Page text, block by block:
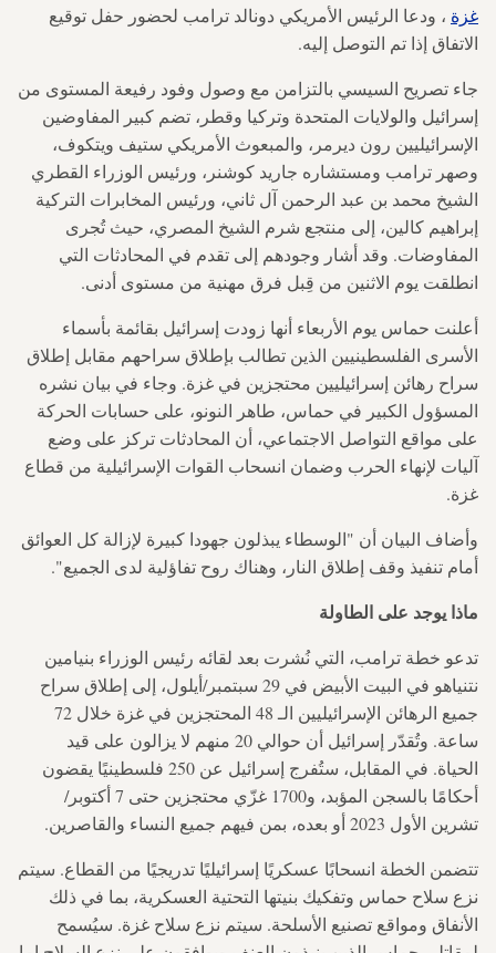
غزة ، ودعا الرئيس الأمريكي دونالد ترامب لحضور حفل توقيع
الاتفاق إذا تم التوصل إليه.
جاء تصريح السيسي بالتزامن مع وصول وفود رفيعة المستوى من
إسرائيل والولايات المتحدة وتركيا وقطر، تضم كبير المفاوضين
الإسرائيليين رون ديرمر، والمبعوث الأمريكي ستيف ويتكوف،
وصهر ترامب ومستشاره جاريد كوشنر، ورئيس الوزراء القطري
الشيخ محمد بن عبد الرحمن آل ثاني، ورئيس المخابرات التركية
إبراهيم كالين، إلى منتجع شرم الشيخ المصري، حيث تُجرى
المفاوضات. وقد أشار وجودهم إلى تقدم في المحادثات التي
انطلقت يوم الاثنين من قِبل فرق مهنية من مستوى أدنى.
أعلنت حماس يوم الأربعاء أنها زودت إسرائيل بقائمة بأسماء
الأسرى الفلسطينيين الذين تطالب بإطلاق سراحهم مقابل إطلاق
سراح رهائن إسرائيليين محتجزين في غزة. وجاء في بيان نشره
المسؤول الكبير في حماس، طاهر النونو، على حسابات الحركة
على مواقع التواصل الاجتماعي، أن المحادثات تركز على وضع
آليات لإنهاء الحرب وضمان انسحاب القوات الإسرائيلية من قطاع
غزة.
وأضاف البيان أن "الوسطاء يبذلون جهودا كبيرة لإزالة كل العوائق
أمام تنفيذ وقف إطلاق النار، وهناك روح تفاؤلية لدى الجميع".
ماذا يوجد على الطاولة
تدعو خطة ترامب، التي نُشرت بعد لقائه رئيس الوزراء بنيامين
نتنياهو في البيت الأبيض في 29 سبتمبر/أيلول، إلى إطلاق سراح
جميع الرهائن الإسرائيليين الـ 48 المحتجزين في غزة خلال 72
ساعة. وتُقدّر إسرائيل أن حوالي 20 منهم لا يزالون على قيد
الحياة. في المقابل، ستُفرج إسرائيل عن 250 فلسطينيًا يقضون
أحكامًا بالسجن المؤبد، و1700 غزّي محتجزين حتى 7 أكتوبر/
تشرين الأول 2023 أو بعده، بمن فيهم جميع النساء والقاصرين.
تتضمن الخطة انسحابًا عسكريًا إسرائيليًا تدريجيًا من القطاع. سيتم
نزع سلاح حماس وتفكيك بنيتها التحتية العسكرية، بما في ذلك
الأنفاق ومواقع تصنيع الأسلحة. سيتم نزع سلاح غزة. سيُسمح